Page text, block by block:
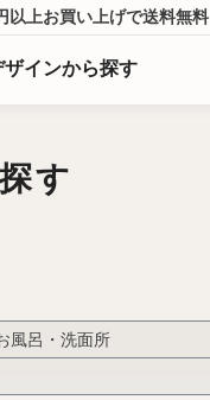
以上お買い上げで送料無料
ザインから探す
す
風呂・洗面所